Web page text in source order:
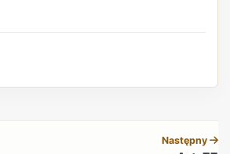
Następny